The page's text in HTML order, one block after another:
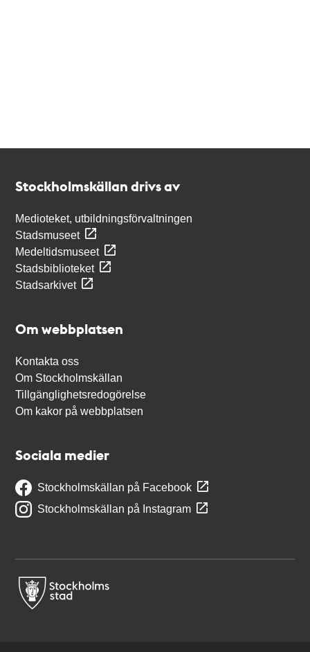
Stockholmskällan drivs av
Medioteket, utbildningsförvaltningen
Stadsmuseet
Medeltidsmuseet
Stadsbiblioteket
Stadsarkivet
Om webbplatsen
Kontakta oss
Om Stockholmskällan
Tillgänglighetsredogörelse
Om kakor på webbplatsen
Sociala medier
Stockholmskällan på Facebook
Stockholmskällan på Instagram